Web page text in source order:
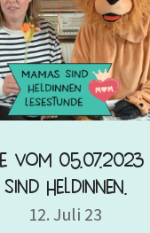
vom
sind Heldinnen.
12. Juli 23